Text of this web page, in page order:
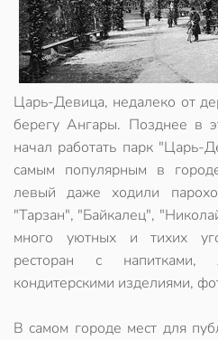
Царь-Девица, недалеко от
берегу Ангары. Позднее в
начал работать парк "Царь-
самым популярным в
левый даже ходили
"Тарзан", "Байкалец",
много уютных и тихих
ресторан с напитками,
кондитерскими изделиями,
В самом городе мест для